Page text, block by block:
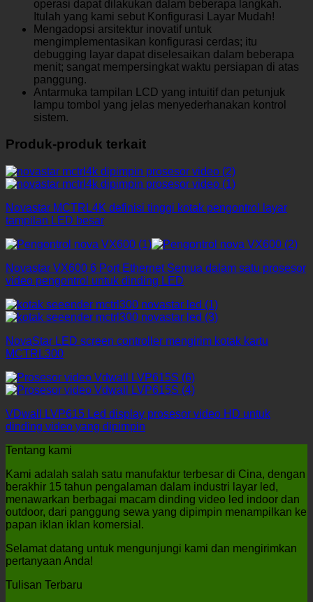
operasi dapat dilakukan dalam beberapa langkah.
Itulah yang kami sebut Konfigurasi Layar Mudah!
Mengadopsi arsitektur inovatif untuk
mengimplementasikan konfigurasi cerdas; itu
debugging layar dapat diselesaikan dalam beberapa
menit; sangat mempersingkat waktu persiapan di atas
panggung.
Antarmuka tampilan LCD yang intuitif dan petunjuk
lampu tombol yang jelas menyederhanakan kontrol
sistem.
Produk-produk terkait
Novastar MCTRL4K definisi tinggi kotak pengontrol layar
tampilan LED besar
Novastar VX600 6 Port Ethernet Semua dalam satu prosesor
video pengontrol untuk dinding LED
NovaStar LED screen controller mengirim kotak kartu
MCTRL300
VDwall LVP615 Led display prosesor video HD untuk
dinding video yang dipimpin
Tentang kami
Kami adalah salah satu manufaktur terbesar di Cina, dengan
berakhir 15 tahun pengalaman dalam industri layar led,
menawarkan berbagai macam dinding video led indoor dan
outdoor, dari panggung sewa yang dipimpin menampilkan ke
papan iklan iklan komersial.
Selamat datang untuk mengunjungi kami dan mengirimkan
pertanyaan Anda!
Tulisan Terbaru